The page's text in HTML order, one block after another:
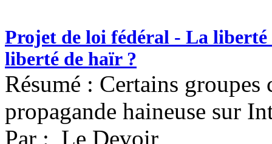
Projet de loi fédéral - La liberté
liberté de haïr ?
Résumé : Certains groupes
propagande haineuse sur
Par : Le Devoir